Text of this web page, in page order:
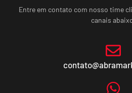
Entre em contato com nosso time
canais